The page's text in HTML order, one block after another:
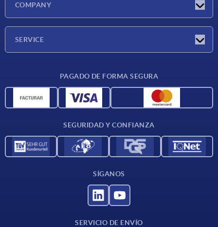
COMPANY
SERVICE
Materiales
PAGADO DE FORMA SEGURA
SEGURIDAD Y CONFIANZA
SÍGANOS
SERVICIO DE ENVÍO